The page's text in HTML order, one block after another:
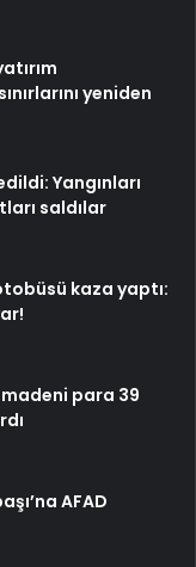
yeniden
Yangınları
saldılar
kaza yaptı:
para 39
AFAD